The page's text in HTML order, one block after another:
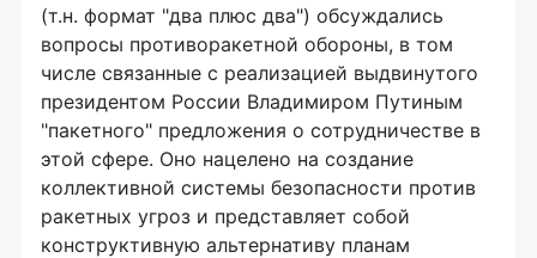
(т.н. формат "два плюс два") обсуждались
вопросы противоракетной обороны, в том
числе связанные с реализацией выдвинутого
президентом России Владимиром Путиным
"пакетного" предложения о сотрудничестве в
этой сфере. Оно нацелено на создание
коллективной системы безопасности против
ракетных угроз и представляет собой
конструктивную альтернативу планам